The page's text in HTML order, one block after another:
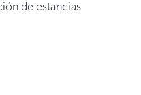
de estancias